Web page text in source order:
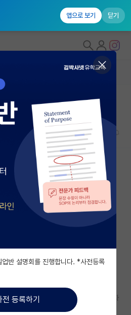
앱으로 보기 닫기
게시판
원래 다 이런건지 궁금해요...
쓸일이 생겼는데 선임 연구원 님은 그냥 자
다 라고 하셨는데 밑에 계시는 박사님이
반 설명회를 진행합니다. *사전등록
전 등록하기